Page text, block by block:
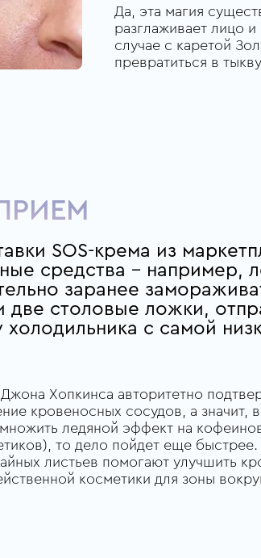
Да, эта магия
разглаживает лицо
случае с каретой
превратиться в
SOS-крема из
средства – например,
заранее
две столовые ложки,
холодильника с самой
Хопкинса авторитетно
кровеносных сосудов, а значит,
ледяной эффект на
то дело пойдет еще
листьев помогают улучшить
косметики для зоны